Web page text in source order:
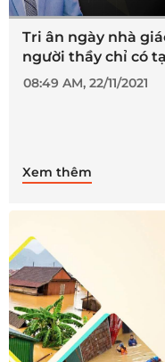
Tri ân ngày nhà
người thầy chỉ có
thực tế
08:49 AM, 22/11/2021
Xem thêm